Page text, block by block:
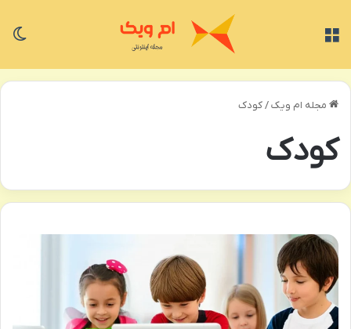
مجله ام ویک/کودک
کودک